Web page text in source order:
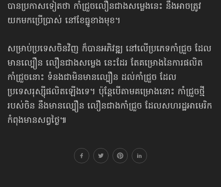
បានប្រកាសទៀតថា កាំជ្រួចលឿនជាងសម្លេងនេះ នឹងអាចត្រូវ
យកមកប្រើប្រាស់ នៅខែធ្នូខាងមុខ។
សម្រាប់ប្រទេសចិនវិញ ក៏បានអភិវឌ្ឍ នៅលើប្រភេទកាំជ្រួច ដែល
មានល្បឿន លឿនជាង​សម្លេង នេះដែរ តែគម្រោងនៃការផលិត
កាំជ្រួចនោះ ទំនងជាមិនមានល្បឿន ដល់​កាំជ្រួច ដែល
ប្រទេសរុស្ស៊ីផលិតឡើងទេ។ ប៉ុន្តែបើតាមគម្រោងនោះ កាំជ្រួចថ្មី​
របស់ចិន នឹងមានល្បឿន លឿនជាងកាំជ្រួច ដែលសហរដ្ឋអាមេរិក
កំពុងមានសព្វថ្ងៃ៕